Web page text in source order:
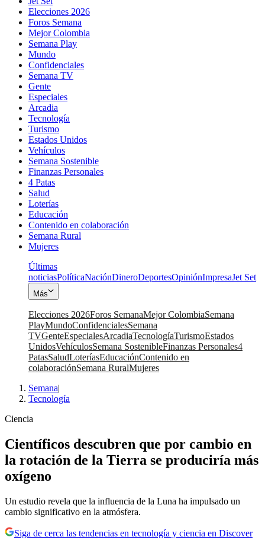
Elecciones 2026
Foros Semana
Mejor Colombia
Semana Play
Mundo
Confidenciales
Semana TV
Gente
Especiales
Arcadia
Tecnología
Turismo
Estados Unidos
Vehículos
Semana Sostenible
Finanzas Personales
4 Patas
Salud
Loterías
Educación
Contenido en colaboración
Semana Rural
Mujeres
Últimas
noticiasPolíticaNaciónDineroDeportesOpiniónImpresaJet Set
Más
Elecciones 2026Foros SemanaMejor ColombiaSemana
PlayMundoConfidencialesSemana
TVGenteEspecialesArcadiaTecnologíaTurismoEstados
UnidosVehículosSemana SostenibleFinanzas Personales4
PatasSaludLoteríasEducaciónContenido en
colaboraciónSemana RuralMujeres
Semana|
Tecnología
Ciencia
Científicos descubren que por cambio en
la rotación de la Tierra se produciría más
oxígeno
Un estudio revela que la influencia de la Luna ha impulsado un
cambio significativo en la atmósfera.
Siga de cerca las tendencias en tecnología y ciencia en Discover